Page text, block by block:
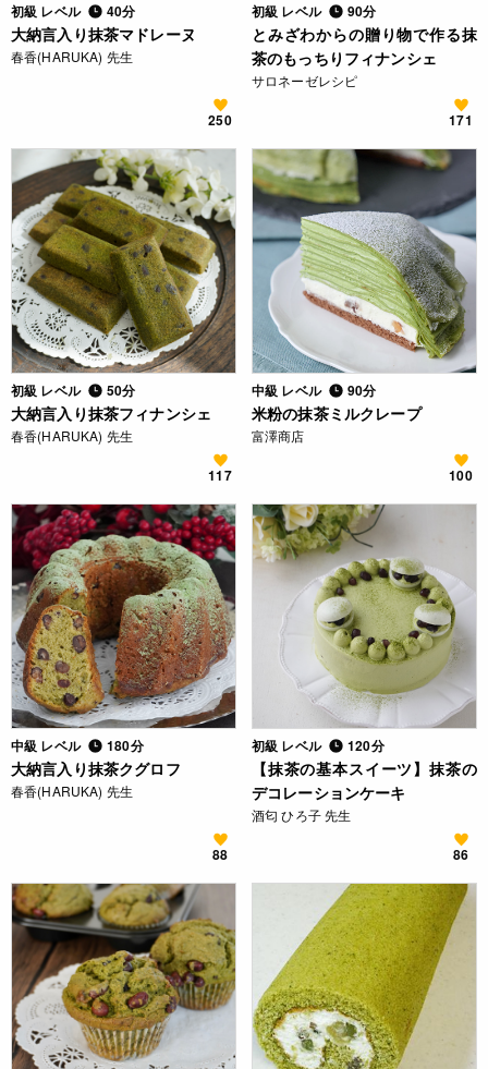
初級 レベル 40分
大納言入り抹茶マドレーヌ
春香(HARUKA) 先生
250
初級 レベル 90分
とみざわからの贈り物で作る抹
茶のもっちりフィナンシェ
サロネーゼレシピ
171
初級 レベル 50分
大納言入り抹茶フィナンシェ
春香(HARUKA) 先生
117
中級 レベル 90分
米粉の抹茶ミルクレープ
富澤商店
100
中級 レベル 180分
大納言入り抹茶クグロフ
春香(HARUKA) 先生
88
初級 レベル 120分
【抹茶の基本スイーツ】抹茶の
デコレーションケーキ
酒匂 ひろ子 先生
86